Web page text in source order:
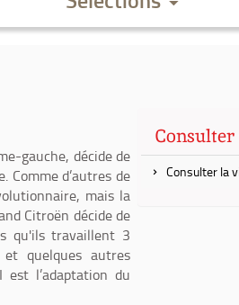
gauche, décide de
d’autres de
mais la
Citroën décide de
qu'ils travaillent 3
quelques autres
est l’adaptation du
Consulter la